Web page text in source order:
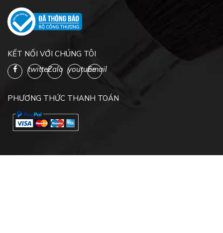
KẾT NỐI VỚI CHÚNG TÔI
twitterZalo youtubeEmail
PHƯƠNG THỨC THANH TOÁN